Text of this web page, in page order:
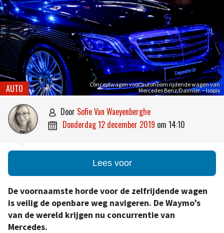
Conceptwagen voor autonoom rijdende wagen van
Mercedes Benz/Daimler. – Isopix
AUTO
 door Sofie Van Waeyenberghe
 donderdag 12 december 2019 om 14:10
Lees voor
De voornaamste horde voor de zelfrijdende wagen
is veilig de openbare weg navigeren. De Waymo’s
van de wereld krijgen nu concurrentie van
Mercedes.